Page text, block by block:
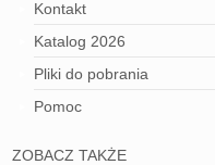
Kontakt
Katalog 2026
Pliki do pobrania
Pomoc
ZOBACZ TAKŻE